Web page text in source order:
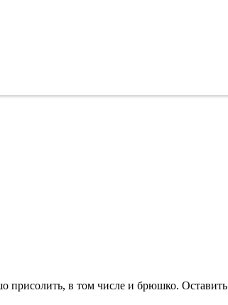
присолить, в том числе и брюшко. Оставить